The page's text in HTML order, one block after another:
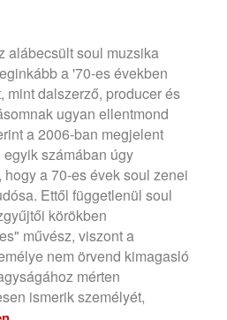
alábecsült soul muzsika
a '70-es években
mint dalszerző, producer és
ugyan ellentmond
a 2006-ban megjelent
számában úgy
a 70-es évek soul zenei
Ettől függetlenül soul
körökben
művész, viszont a
nem örvend kimagasló
mérten
ismerik személyét,